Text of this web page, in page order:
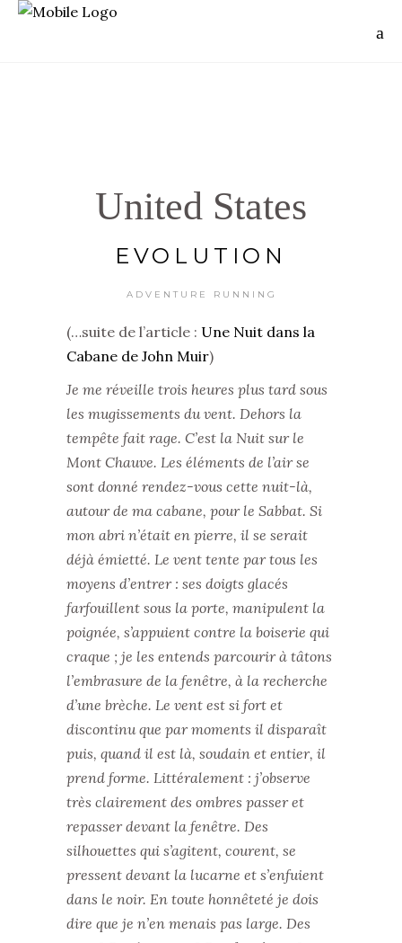
United States
EVOLUTION
ADVENTURE RUNNING
(…suite de l’article : Une Nuit dans la
Cabane de John Muir)
Je me réveille trois heures plus tard sous
les mugissements du vent. Dehors la
tempête fait rage. C’est la Nuit sur le
Mont Chauve. Les éléments de l’air se
sont donné rendez-vous cette nuit-là,
autour de ma cabane, pour le Sabbat. Si
mon abri n’était en pierre, il se serait
déjà émietté. Le vent tente par tous les
moyens d’entrer : ses doigts glacés
farfouillent sous la porte, manipulent la
poignée, s’appuient contre la boiserie qui
craque ; je les entends parcourir à tâtons
l’embrasure de la fenêtre, à la recherche
d’une brèche. Le vent est si fort et
discontinu que par moments il disparaît
puis, quand il est là, soudain et entier, il
prend forme. Littéralement : j’observe
très clairement des ombres passer et
repasser devant la fenêtre. Des
silhouettes qui s’agitent, courent, se
pressent devant la lucarne et s’enfuient
dans le noir. En toute honnêteté je dois
dire que je n’en menais pas large. Des